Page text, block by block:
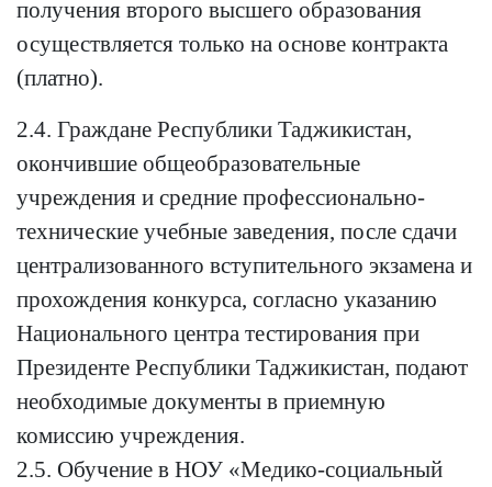
получения второго высшего образования
осуществляется только на основе контракта
(платно).
2.4. Граждане Республики Таджикистан,
окончившие общеобразовательные
учреждения и средние профессионально-
технические учебные заведения, после сдачи
централизованного вступительного экзамена и
прохождения конкурса, согласно указанию
Национального центра тестирования при
Президенте Республики Таджикистан, подают
необходимые документы в приемную
комиссию учреждения.
2.5. Обучение в НОУ «Медико-социальный